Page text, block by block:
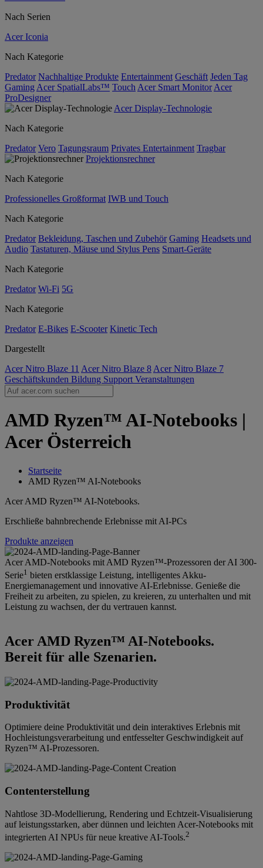
Nach Serien
Acer Iconia
Nach Kategorie
Predator Nachhaltige Produkte Entertainment Geschäft Jeden Tag
Gaming Acer SpatialLabs™ Touch Acer Smart Monitor Acer
ProDesigner
Acer Display-Technologie
Nach Kategorie
Predator Vero Tagungsraum Privates Entertainment Tragbar
Projektionsrechner
Nach Kategorie
Professionelles Großformat IWB und Touch
Nach Kategorie
Predator Bekleidung, Taschen und Zubehör Gaming Headsets und
Audio Tastaturen, Mäuse und Stylus Pens Smart-Geräte
Nach Kategorie
Predator Wi-Fi 5G
Nach Kategorie
Predator E-Bikes E-Scooter Kinetic Tech
Dargestellt
Acer Nitro Blaze 11 Acer Nitro Blaze 8 Acer Nitro Blaze 7
Geschäftskunden Bildung Support Veranstaltungen
AMD Ryzen™ AI-Notebooks |
Acer Österreich
Startseite
AMD Ryzen™ AI-Notebooks
Acer AMD Ryzen™ AI-Notebooks.
Erschließe bahnbrechende Erlebnisse mit AI-PCs
Produkte anzeigen
Acer AMD-Notebooks mit AMD Ryzen™-Prozessoren der AI 300-
Serie1 bieten erstklassige Leistung, intelligentes Akku-
Energiemanagement und innovative AI-Erlebnisse. Genieße die
Freiheit zu arbeiten, zu spielen, zu kreieren, zu unterhalten und mit
Leistung zu wachsen, der du vertrauen kannst.
Acer AMD Ryzen™ AI-Notebooks.
Bereit für alle Szenarien.
Produktivität
Optimiere deine Produktivität und dein interaktives Erlebnis mit
Hochleistungsverarbeitung und entfesselter Geschwindigkeit auf
Ryzen™ AI-Prozessoren.
Contenterstellung
Nahtlose 3D-Modellierung, Rendering und Echtzeit-Visualisierung
auf leistungsstarken, aber dünnen und leichten Acer-Notebooks mit
integrierten AI NPUs für neue kreative AI-Tools.2